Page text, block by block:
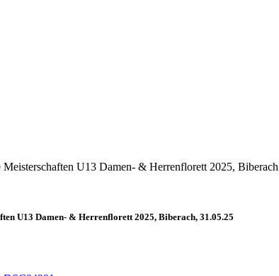
Meisterschaften U13 Damen- & Herrenflorett 2025,
U13 Damen- & Herrenflorett 2025, Biberach, 31.05.25